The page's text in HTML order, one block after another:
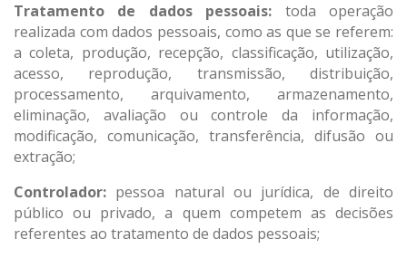
Tratamento de dados pessoais: toda operação
realizada com dados pessoais, como as que se referem:
a coleta, produção, recepção, classificação, utilização,
acesso, reprodução, transmissão, distribuição,
processamento, arquivamento, armazenamento,
eliminação, avaliação ou controle da informação,
modificação, comunicação, transferência, difusão ou
extração;
Controlador: pessoa natural ou jurídica, de direito
público ou privado, a quem competem as decisões
referentes ao tratamento de dados pessoais;